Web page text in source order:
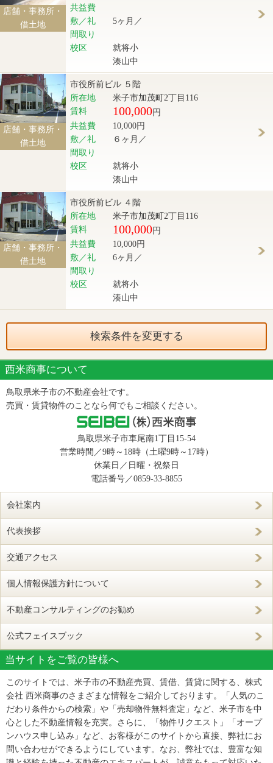
店舗・事務所・
借土地
共益費
敷／礼
5ヶ月／
間取り
校区
就将小
湊山中
店舗・事務所・
借土地
市役所前ビル ５階
所在地
米子市加茂町2丁目116
賃料
100,000円
共益費
10,000円
敷／礼
６ヶ月／
間取り
校区
就将小
湊山中
店舗・事務所・
借土地
市役所前ビル ４階
所在地
米子市加茂町2丁目116
賃料
100,000円
共益費
10,000円
敷／礼
6ヶ月／
間取り
校区
就将小
湊山中
検索条件を変更する
西米商事について
鳥取県米子市の不動産会社です。
売買・賃貸物件のことなら何でもご相談ください。
鳥取県米子市車尾南1丁目15-54
営業時間／9時～18時（土曜9時～17時）
休業日／日曜・祝祭日
電話番号／0859-33-8855
会社案内
代表挨拶
交通アクセス
個人情報保護方針について
不動産コンサルティングのお勧め
公式フェイスブック
当サイトをご覧の皆様へ
このサイトでは、米子市の不動産売買、賃借、賃貸に関する、株式
会社 西米商事のさまざまな情報をご紹介しております。「人気のこ
だわり条件からの検索」や「売却物件無料査定」など、米子市を中
心とした不動産情報を充実。さらに、「物件リクエスト」「オープ
ンハウス申し込み」など、お客様がこのサイトから直接、弊社にお
問い合わせができるようにしています。なお、弊社では、豊富な知